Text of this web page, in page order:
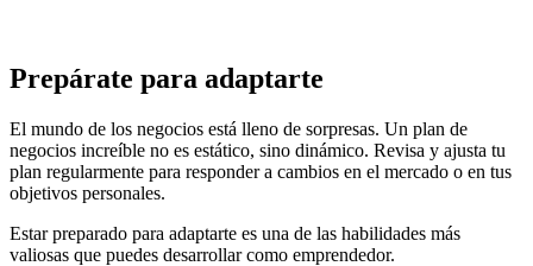
Prepárate para adaptarte
El mundo de los negocios está lleno de sorpresas. Un plan de
negocios increíble no es estático, sino dinámico. Revisa y ajusta tu
plan regularmente para responder a cambios en el mercado o en tus
objetivos personales.
Estar preparado para adaptarte es una de las habilidades más
valiosas que puedes desarrollar como emprendedor.